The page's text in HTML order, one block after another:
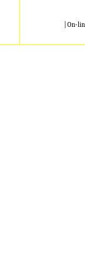
| On-